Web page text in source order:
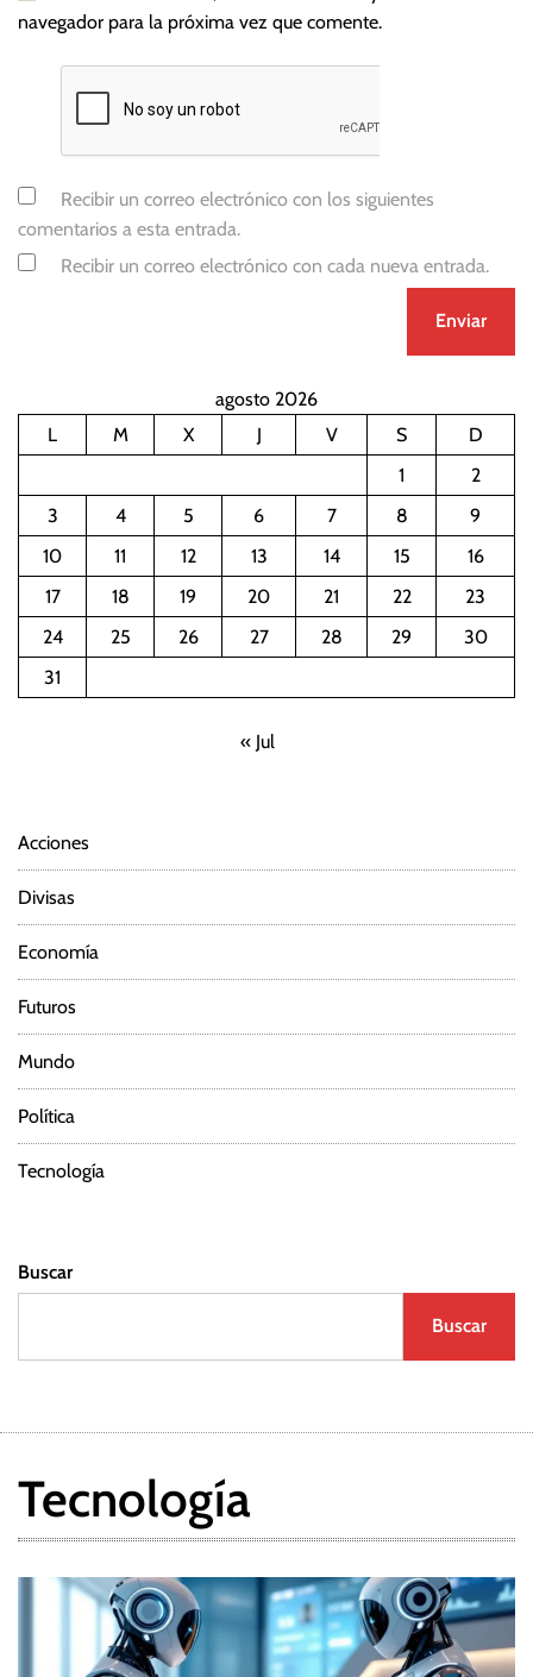
navegador para la próxima vez que comente.
Recibir un correo electrónico con los siguientes
comentarios a esta entrada.
Recibir un correo electrónico con cada nueva entrada.
agosto 2026
L
M X J V S
D
1
2
3
4 5 6 7 8
9
10
11 12 13 14 15
16
17
18 19 20 21 22
23
24
25 26 27 28 29
30
31
« Jul
Acciones
Divisas
Economía
Futuros
Mundo
Política
Tecnología
Buscar
Buscar
Tecnología